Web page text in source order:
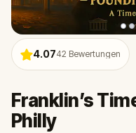
4.0742 Bewertungen
Franklin’s
Philly